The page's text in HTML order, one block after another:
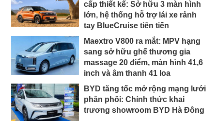
cấp thiết kế: Sở hữu 3 màn hình
lớn, hệ thống hỗ trợ lái xe rảnh
tay BlueCruise tiên tiến
Maextro V800 ra mắt: MPV hạng
sang sở hữu ghế thương gia
massage 20 điểm, màn hình 41,6
inch và âm thanh 41 loa
BYD tăng tốc mở rộng mạng lưới
phân phối: Chính thức khai
trương showroom BYD Hà Đông